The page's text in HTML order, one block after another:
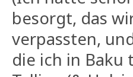
besorgt, das
verpassten,
die ich in Baku